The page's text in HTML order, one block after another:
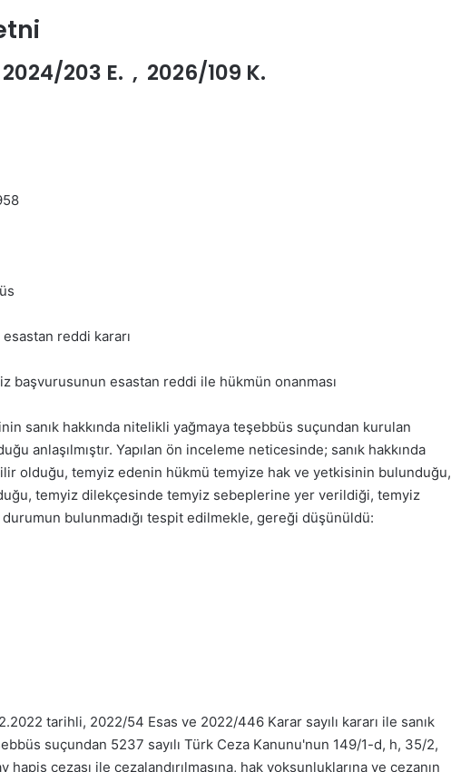
203 E. , 2026/109 K.
reddi kararı
başvurusunun esastan reddi ile hükmün onanması
sanık hakkında nitelikli yağmaya teşebbüs suçundan kurulan
anlaşılmıştır. Yapılan ön inceleme neticesinde; sanık hakkında
olduğu, temyiz edenin hükmü temyize hak ve yetkisinin bulunduğu,
temyiz dilekçesinde temyiz sebeplerine yer verildiği, temyiz
bulunmadığı tespit edilmekle, gereği düşünüldü:
tarihli, 2022/54 Esas ve 2022/446 Karar sayılı kararı ile sanık
suçundan 5237 sayılı Türk Ceza Kanunu'nun 149/1-d, h, 35/2,
cezası ile cezalandırılmasına, hak yoksunluklarına ve cezanın